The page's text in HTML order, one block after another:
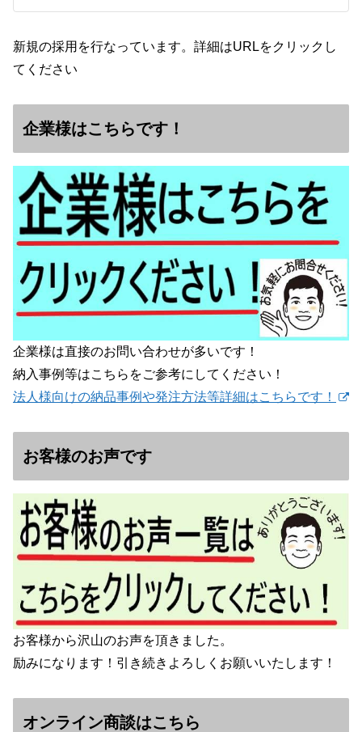
新規の採用を行なっています。詳細はURLをクリックし
てください
企業様はこちらです！
企業様は直接のお問い合わせが多いです！
納入事例等はこちらをご参考にしてください！
法人様向けの納品事例や発注方法等詳細はこちらです！
お客様のお声です
お客様から沢山のお声を頂きました。
励みになります！引き続きよろしくお願いいたします！
オンライン商談はこちら